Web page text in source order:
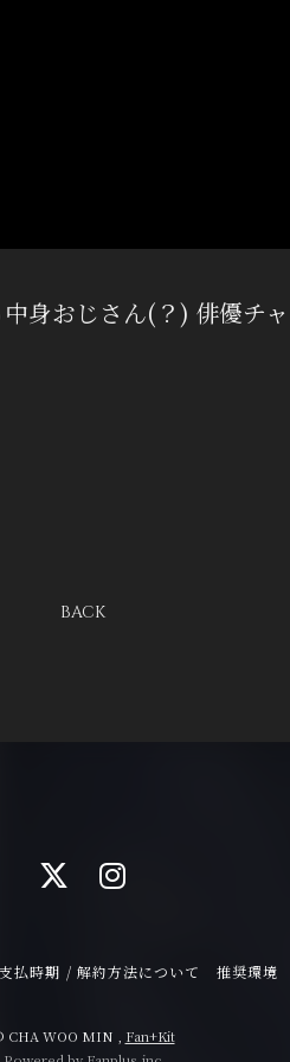
身おじさん(？) 俳優チ
BACK
支払時期 / 解約方法について 推奨環境
CHA WOO MIN , Fan+Kit